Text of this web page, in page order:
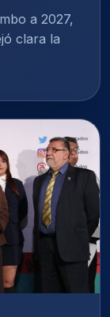
a 2027,
clara la